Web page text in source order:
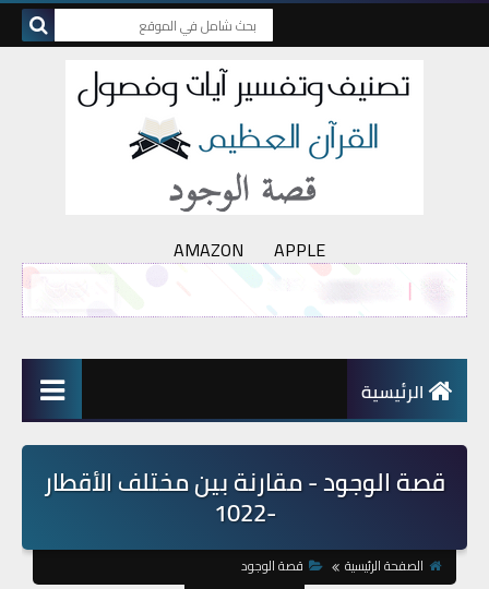
AMAZON APPLE
الرئيسية
قصة الوجود - مقارنة بين مختلف الأقطار
-1022
الصفحة الرئيسية
قصة الوجود